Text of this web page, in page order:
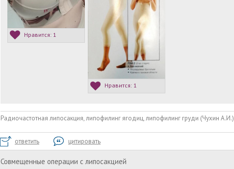
Нравится: 1
Нравится: 1
Радиочастотная липосакция, липофилинг ягодиц, липофилинг груди (Чухин А.И.)
ответить цитировать
Совмещенные операции с липосакцией